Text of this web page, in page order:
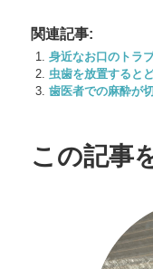
関連記事:
身近なお口のトラ
虫歯を放置すると
歯医者での麻酔が
この記事